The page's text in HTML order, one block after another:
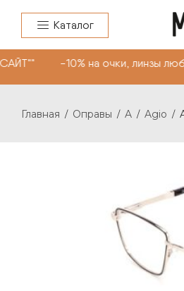
Каталог
-10% на очки,
Главная / Оправы / A / Agio /